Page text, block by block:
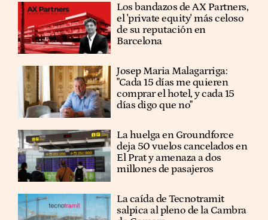
Los bandazos de AX Partners,
el 'private equity' más celoso
de su reputación en
Barcelona
​​Josep Maria Malagarriga:
"Cada 15 días me quieren
comprar el hotel, y cada 15
días digo que no"
La huelga en Groundforce
deja 50 vuelos cancelados en
El Prat y amenaza a dos
millones de pasajeros
La caída de Tecnotramit
salpica al pleno de la Cambra